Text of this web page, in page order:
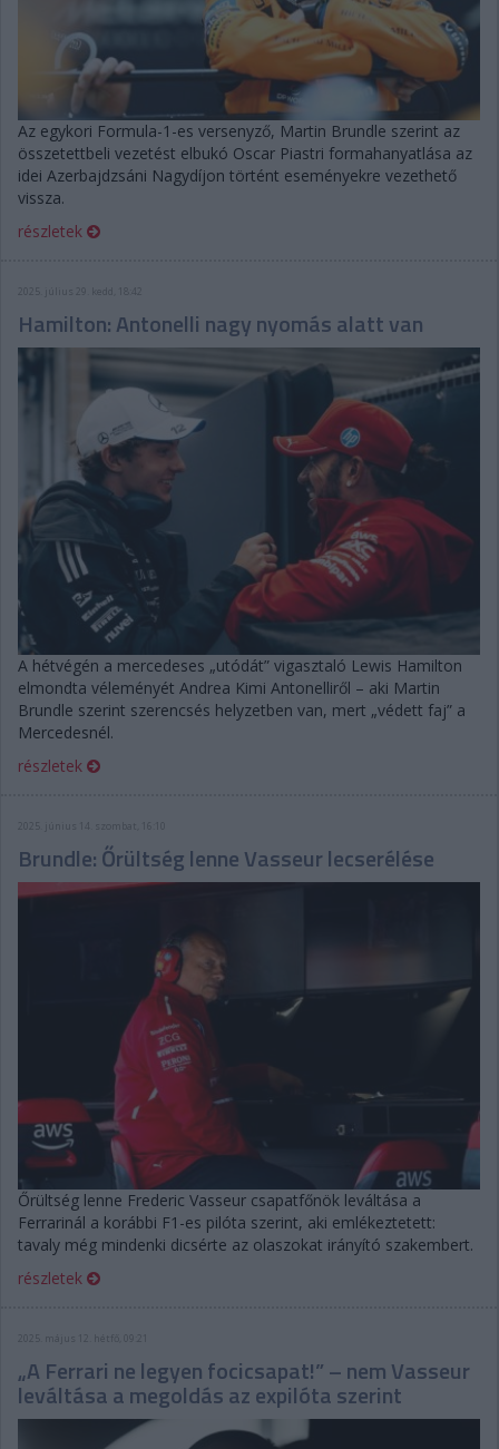
Az egykori Formula-1-es versenyző, Martin Brundle szerint az
összetettbeli vezetést elbukó Oscar Piastri formahanyatlása az
idei Azerbajdzsáni Nagydíjon történt eseményekre vezethető
vissza.
részletek
2025. július 29. kedd, 18:42
Hamilton: Antonelli nagy nyomás alatt van
A hétvégén a mercedeses „utódát” vigasztaló Lewis Hamilton
elmondta véleményét Andrea Kimi Antonelliről – aki Martin
Brundle szerint szerencsés helyzetben van, mert „védett faj” a
Mercedesnél.
részletek
2025. június 14. szombat, 16:10
Brundle: Őrültség lenne Vasseur lecserélése
Őrültség lenne Frederic Vasseur csapatfőnök leváltása a
Ferrarinál a korábbi F1-es pilóta szerint, aki emlékeztetett:
tavaly még mindenki dicsérte az olaszokat irányító szakembert.
részletek
2025. május 12. hétfő, 09:21
„A Ferrari ne legyen focicsapat!” – nem Vasseur
leváltása a megoldás az expilóta szerint